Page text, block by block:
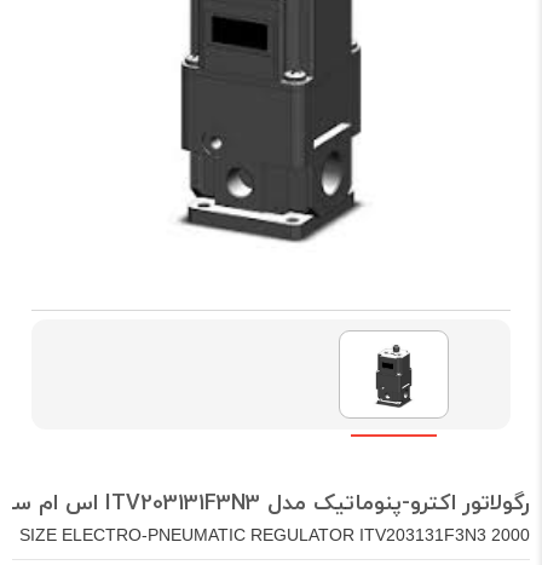
رگولاتور اکترو-پنوماتیک مدل ITV203131F3N3 اس ام سی
2000 SIZE ELECTRO-PNEUMATIC REGULATOR ITV203131F3N3